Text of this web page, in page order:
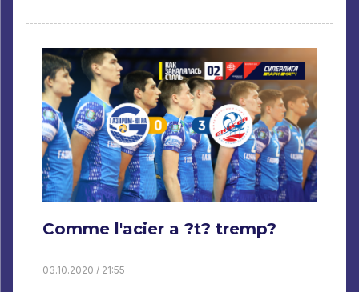
Comme l'acier a ?t? tremp?
03.10.2020 / 21:55